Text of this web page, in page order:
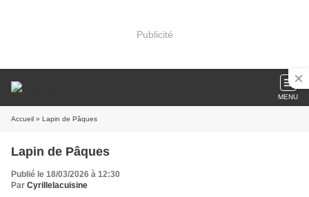
Publicité
MENU
Accueil » Lapin de Pâques
Lapin de Pâques
Publié le 18/03/2026 à 12:30
Par Cyrillelacuisine